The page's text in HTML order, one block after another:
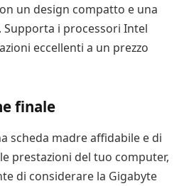
un design compatto e una
Supporta i processori Intel
eccellenti a un prezzo
finale
scheda madre affidabile e di
prestazioni del tuo computer,
di considerare la Gigabyte